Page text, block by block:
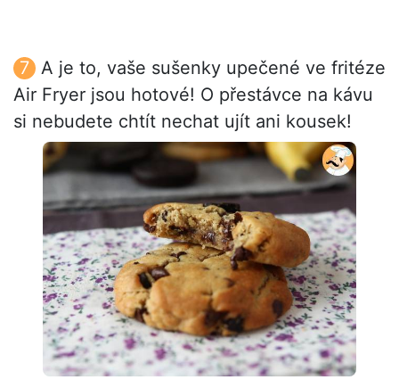
A je to, vaše sušenky upečené ve fritéze
Air Fryer jsou hotové! O přestávce na kávu
si nebudete chtít nechat ujít ani kousek!